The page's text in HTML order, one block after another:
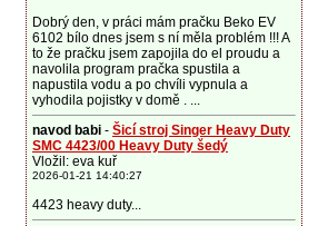
Dobrý den, v práci mám pračku Beko EV
6102 bílo dnes jsem s ní měla problém !!! A
to že pračku jsem zapojila do el proudu a
navolila program pračka spustila a
napustila vodu a po chvíli vypnula a
vyhodila pojistky v domě . ...
navod babi - Šicí stroj Singer Heavy Duty
SMC 4423/00 Heavy Duty šedý
Vložil: eva kuř
2026-01-21 14:40:27
4423 heavy duty...